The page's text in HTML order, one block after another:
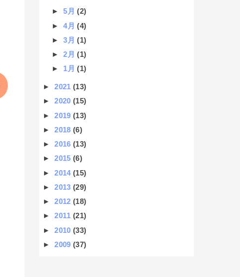
►5月(2)
►4月(4)
►3月(1)
►2月(1)
► 1月(1)
►2021(13)
►2020(15)
►2019(13)
►2018(6)
►2016(13)
►2015(6)
►2014(15)
►2013(29)
►2012(18)
►2011(21)
►2010(33)
►2009(37)